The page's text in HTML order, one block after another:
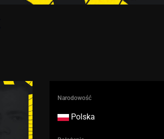
Narodowość
Polska